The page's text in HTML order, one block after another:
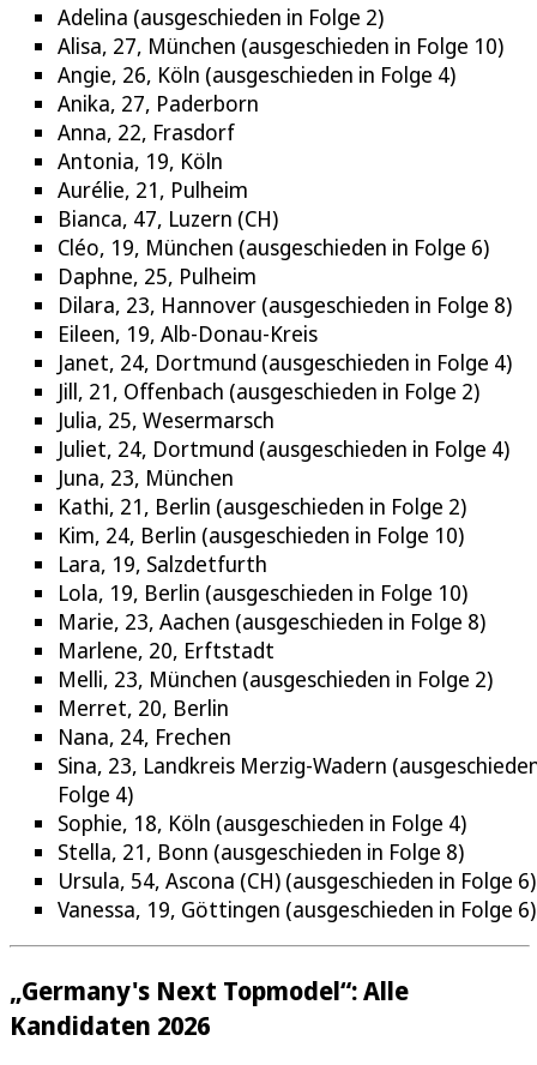
Adelina (ausgeschieden in Folge 2)
Alisa, 27, München (ausgeschieden in Folge 10)
Angie, 26, Köln (ausgeschieden in Folge 4)
Anika, 27, Paderborn
Anna, 22, Frasdorf
Antonia, 19, Köln
Aurélie, 21, Pulheim
Bianca, 47, Luzern (CH)
Cléo, 19, München (ausgeschieden in Folge 6)
Daphne, 25, Pulheim
Dilara, 23, Hannover (ausgeschieden in Folge 8)
Eileen, 19, Alb-Donau-Kreis
Janet, 24, Dortmund (ausgeschieden in Folge 4)
Jill, 21, Offenbach (ausgeschieden in Folge 2)
Julia, 25, Wesermarsch
Juliet, 24, Dortmund (ausgeschieden in Folge 4)
Juna, 23, München
Kathi, 21, Berlin (ausgeschieden in Folge 2)
Kim, 24, Berlin (ausgeschieden in Folge 10)
Lara, 19, Salzdetfurth
Lola, 19, Berlin (ausgeschieden in Folge 10)
Marie, 23, Aachen (ausgeschieden in Folge 8)
Marlene, 20, Erftstadt
Melli, 23, München (ausgeschieden in Folge 2)
Merret, 20, Berlin
Nana, 24, Frechen
Sina, 23, Landkreis Merzig-Wadern
Folge 4)
Sophie, 18, Köln (ausgeschieden in Folge 4)
Stella, 21, Bonn (ausgeschieden in Folge 8)
Ursula, 54, Ascona (CH) (ausgeschieden in Folge 6)
Vanessa, 19, Göttingen (ausgeschieden in Folge 6)
„Germany's Next Topmodel“: Alle
Kandidaten 2026